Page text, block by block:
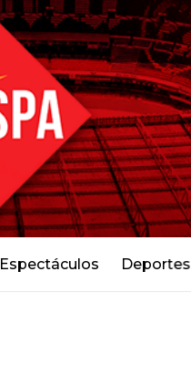
Espectáculos Deportes